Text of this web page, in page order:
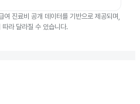
진료비 공개 데이터를 기반으로 제공되며,
라 달라질 수 있습니다.